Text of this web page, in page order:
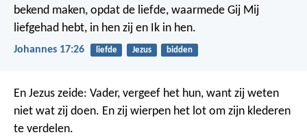
bekend maken, opdat de liefde, waarmede Gij Mij
liefgehad hebt, in hen zij en Ik in hen.
Johannes 17:26 liefde Jezus bidden
En Jezus zeide: Vader, vergeef het hun, want zij weten
niet wat zij doen. En zij wierpen het lot om zijn klederen
te verdelen.